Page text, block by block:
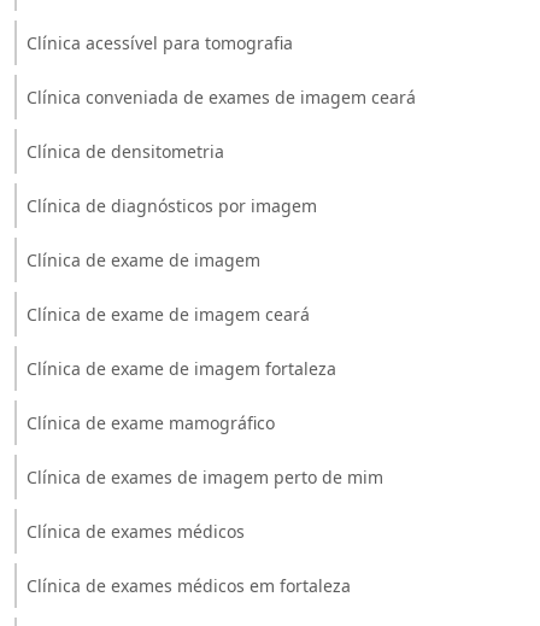
Clínica acessível para tomografia
Clínica conveniada de exames de imagem ceará
Clínica de densitometria
Clínica de diagnósticos por imagem
Clínica de exame de imagem
Clínica de exame de imagem ceará
Clínica de exame de imagem fortaleza
Clínica de exame mamográfico
Clínica de exames de imagem perto de mim
Clínica de exames médicos
Clínica de exames médicos em fortaleza